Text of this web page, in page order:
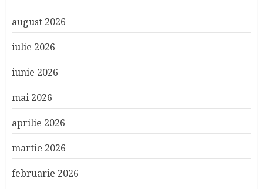
august 2026
iulie 2026
iunie 2026
mai 2026
aprilie 2026
martie 2026
februarie 2026